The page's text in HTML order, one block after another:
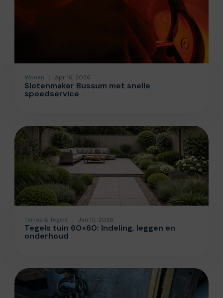
Wonen Apr 16, 2026
Slotenmaker Bussum met snelle
spoedservice
Terras & Tegels Jan 15, 2026
Tegels tuin 60×60: Indeling, leggen en
onderhoud